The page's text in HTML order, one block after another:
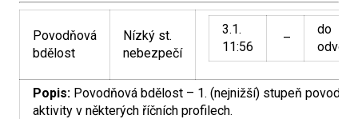
Povodňová
bdělost
Nízký st.
nebezpečí
3.1.
11:56
–
do
Popis: Povodňová bdělost – 1. (nejnižší) stupeň
aktivity v některých říčních profilech.